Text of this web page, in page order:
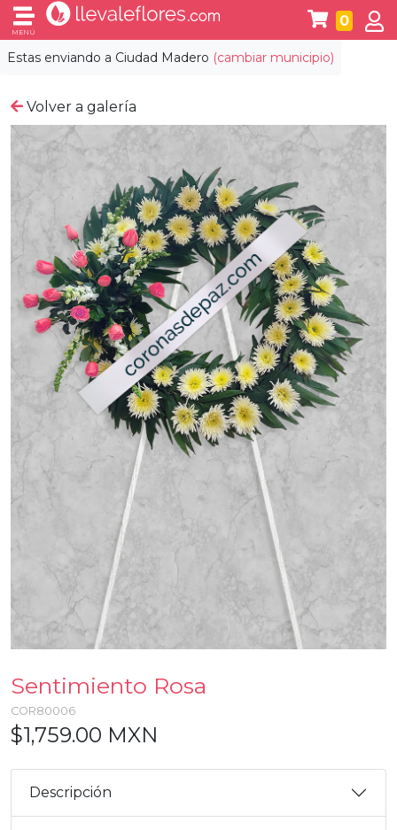
Estas enviando a Ciudad Madero (cambiar municipio)
MENÚ
0
Volver a galería
Sentimiento Rosa
COR80006
$1,759.00 MXN
Descripción